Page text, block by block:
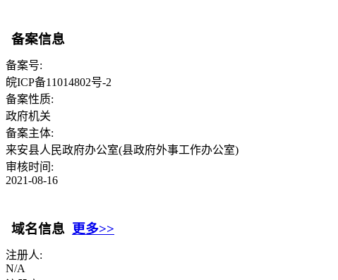
备案信息
备案号:
皖ICP备11014802号-2
备案性质:
政府机关
备案主体:
来安县人民政府办公室(县政府外事工作办公室)
审核时间:
2021-08-16
域名信息 更多>>
注册人:
N/A